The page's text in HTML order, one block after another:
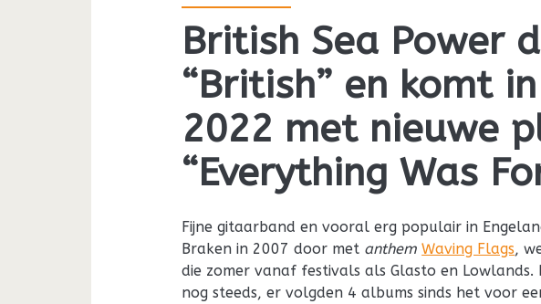
British Sea Power
“British” en komt
2022 met nieuwe
“Everything Was
Fijne gitaarband en vooral erg populair in
Braken in 2007 door met anthem Waving Flags,
die zomer vanaf festivals als Glasto en
nog steeds, er volgden 4 albums sinds het voor